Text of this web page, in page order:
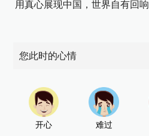
用真心展现中国，世界自有回响
您此时的心情
开心 难过